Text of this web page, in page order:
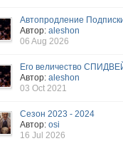
Автопродление
Автор:aleshon
06 Aug 2026
Его величество
Автор:aleshon
03 Oct 2021
Сезон 2023 - 2024
Автор:osi
16 Jul 2026